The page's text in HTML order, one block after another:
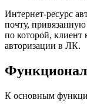
Интернет-ресурс
почту,
по которой,
авторизации в ЛК.
Функционал
К основным